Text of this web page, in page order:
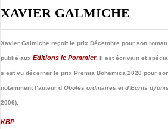
XAVIER GALMICHE
Xavier Galmiche reçoit le prix Décembre pour son
publié aux Editions le Pommier. Il est écrivain et
s’est vu décerner le prix Premia Bohemica 2020 pour
notamment l’auteur d’Oboles ordinaires et d’Écrits
2006).
KBP